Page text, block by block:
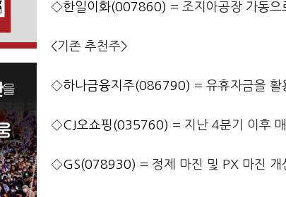
◇한일이화(007860) = 조지아공장 가동
<기존 추천주>
◇하나금융지주(086790) = 유휴자금을 활
◇CJ오쇼핑(035760) = 지난 4분기 이후
◇GS(078930) = 정제 마진 및 PX 마진 개